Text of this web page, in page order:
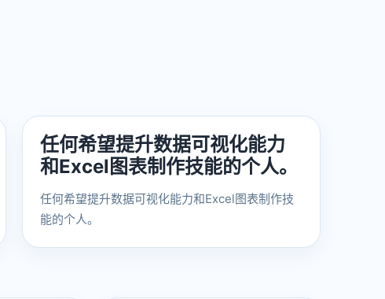
任何希望提升数据可视化能力
和Excel图表制作技能的个人。
任何希望提升数据可视化能力和Excel图表制作技
能的个人。